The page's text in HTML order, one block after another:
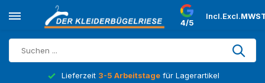
4/5
Incl.Excl.
Lieferzeit 3-5 Arbeitstage für Lagerartikel